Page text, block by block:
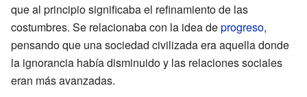
que al principio significaba el refinamiento de las
costumbres. Se relacionaba con la idea deprogreso,
pensando que una sociedad civilizada era aquella donde
la ignorancia había disminuido y las relaciones sociales
eran más avanzadas.